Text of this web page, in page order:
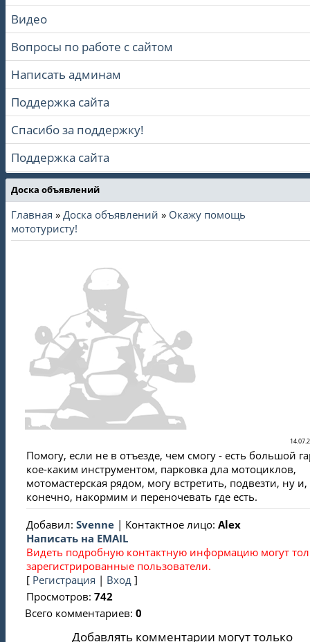
Видео
Вопросы по работе с сайтом
Написать админам
Поддержка сайта
Спасибо за поддержку!
Поддержка сайта
Доска объявлений
Главная » Доска объявлений » Окажу помощь
мототуристу!
Помогу, если не в отъезде, чем смогу - есть большой
кое-каким инструментом, парковка дла мотоциклов,
мотомастерская рядом, могу встретить, подвезти, ну и,
конечно, накормим и переночевать где есть.
Добавил: Svenne | Контактное лицо: Alex
Написать на EMAIL
Видеть подробную контактную информацию могут
зарегистрированные пользователи.
[ Регистрация | Вход ]
Просмотров: 742
Всего комментариев: 0
Добавлять комментарии могут только